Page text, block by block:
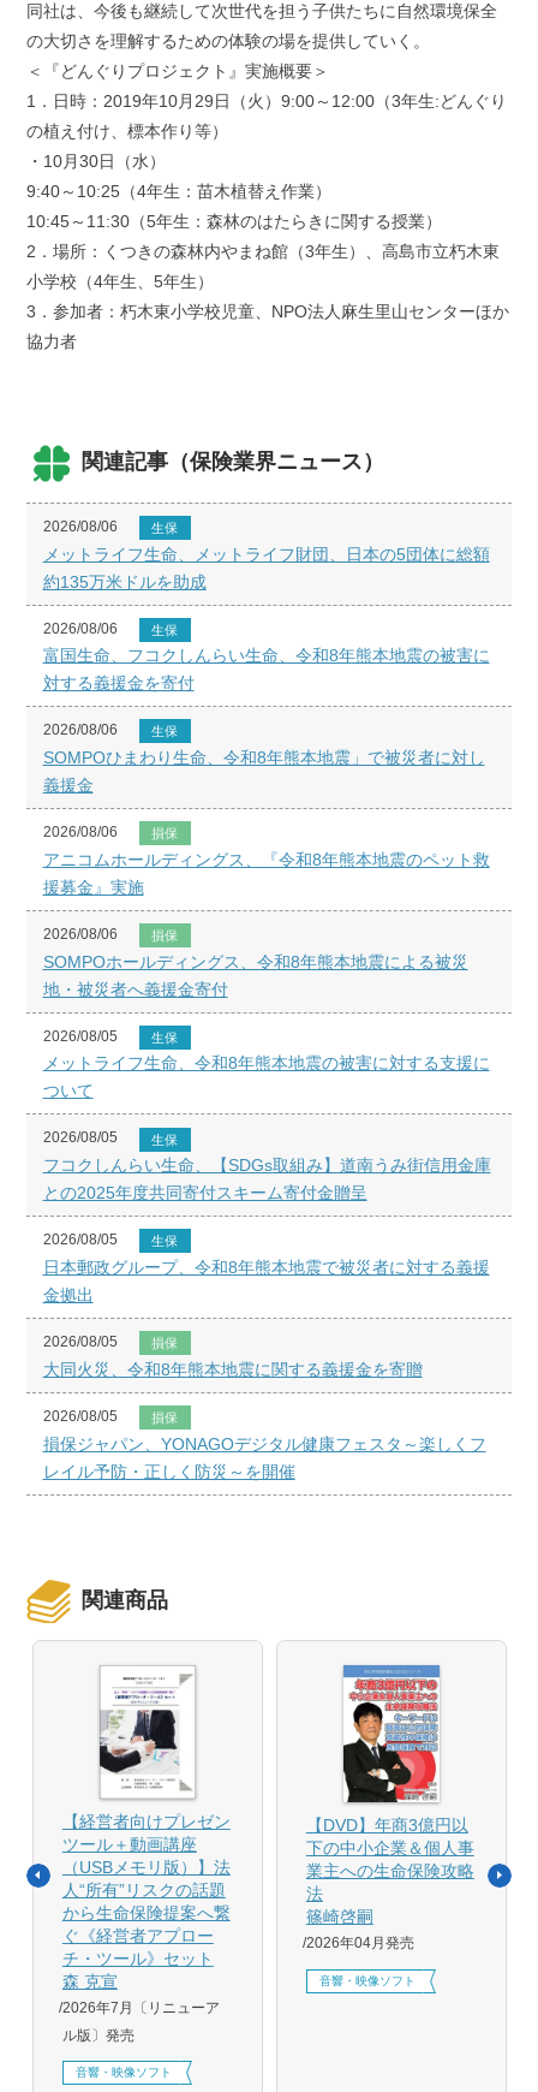
同社は、今後も継続して次世代を担う子供たちに自然環境保全
の大切さを理解するための体験の場を提供していく。
＜『どんぐりプロジェクト』実施概要＞
1．日時：2019年10月29日（火）9:00～12:00（3年生:どんぐり
の植え付け、標本作り等）
・10月30日（水）
9:40～10:25（4年生：苗木植替え作業）
10:45～11:30（5年生：森林のはたらきに関する授業）
2．場所：くつきの森林内やまね館（3年生）、高島市立朽木東
小学校（4年生、5年生）
3．参加者：朽木東小学校児童、NPO法人麻生里山センターほか
協力者
関連記事（保険業界ニュース）
2026/08/06 生保
メットライフ生命、メットライフ財団、日本の5団体に総額
約135万米ドルを助成
2026/08/06 生保
富国生命、フコクしんらい生命、令和8年熊本地震の被害に
対する義援金を寄付
2026/08/06 生保
SOMPOひまわり生命、令和8年熊本地震」で被災者に対し
義援金
2026/08/06 損保
アニコムホールディングス、『令和8年熊本地震のペット救
援募金』実施
2026/08/06 損保
SOMPOホールディングス、令和8年熊本地震による被災
地・被災者へ義援金寄付
2026/08/05 生保
メットライフ生命、令和8年熊本地震の被害に対する支援に
ついて
2026/08/05 生保
フコクしんらい生命、【SDGs取組み】道南うみ街信用金庫
との2025年度共同寄付スキーム寄付金贈呈
2026/08/05 生保
日本郵政グループ、令和8年熊本地震で被災者に対する義援
金拠出
2026/08/05 損保
大同火災、令和8年熊本地震に関する義援金を寄贈
2026/08/05 損保
損保ジャパン、YONAGOデジタル健康フェスタ～楽しくフ
レイル予防・正しく防災～を開催
関連商品
【経営者向けプレゼン
ツール＋動画講座
（USBメモリ版）】法
人“所有”リスクの話題
から生命保険提案へ繋
ぐ《経営者アプロー
チ・ツール》セット
森 克宣
2026年7月〔リニューア
ル版〕発売
音響・映像ソフト
【DVD】年商3億円以
下の中小企業＆個人事
業主への生命保険攻略
法
篠崎啓嗣
2026年04月発売
音響・映像ソフト